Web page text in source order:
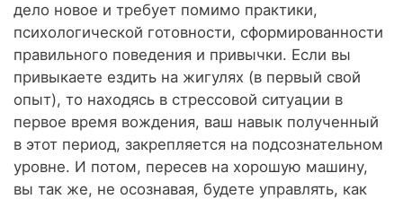
дело новое и требует помимо практики,
психологической готовности, сформированности
правильного поведения и привычки. Если вы
привыкаете ездить на жигулях (в первый свой
опыт), то находясь в стрессовой ситуации в
первое время вождения, ваш навык полученный
в этот период, закрепляется на подсознательном
уровне. И потом, пересев на хорошую машину,
вы так же, не осознавая, будете управлять, как